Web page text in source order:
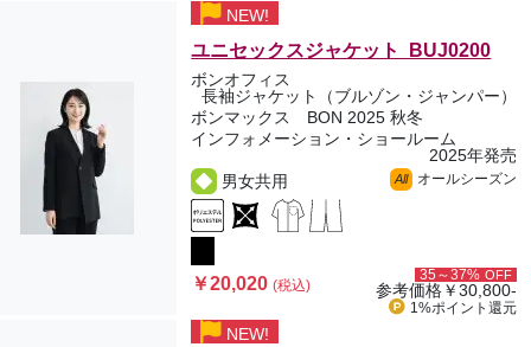
NEW!
ユニセックスジャケット BUJ0200
ボンオフィス
長袖ジャケット（ブルゾン・ジャンパー）
ボンマックス BON 2025 秋冬
インフォメーション・ショールーム
2025年発売
男女共用
All オールシーズン
￥20,020(税込)
35～37% OFF
参考価格￥30,800-
1%ポイント 還元
NEW!